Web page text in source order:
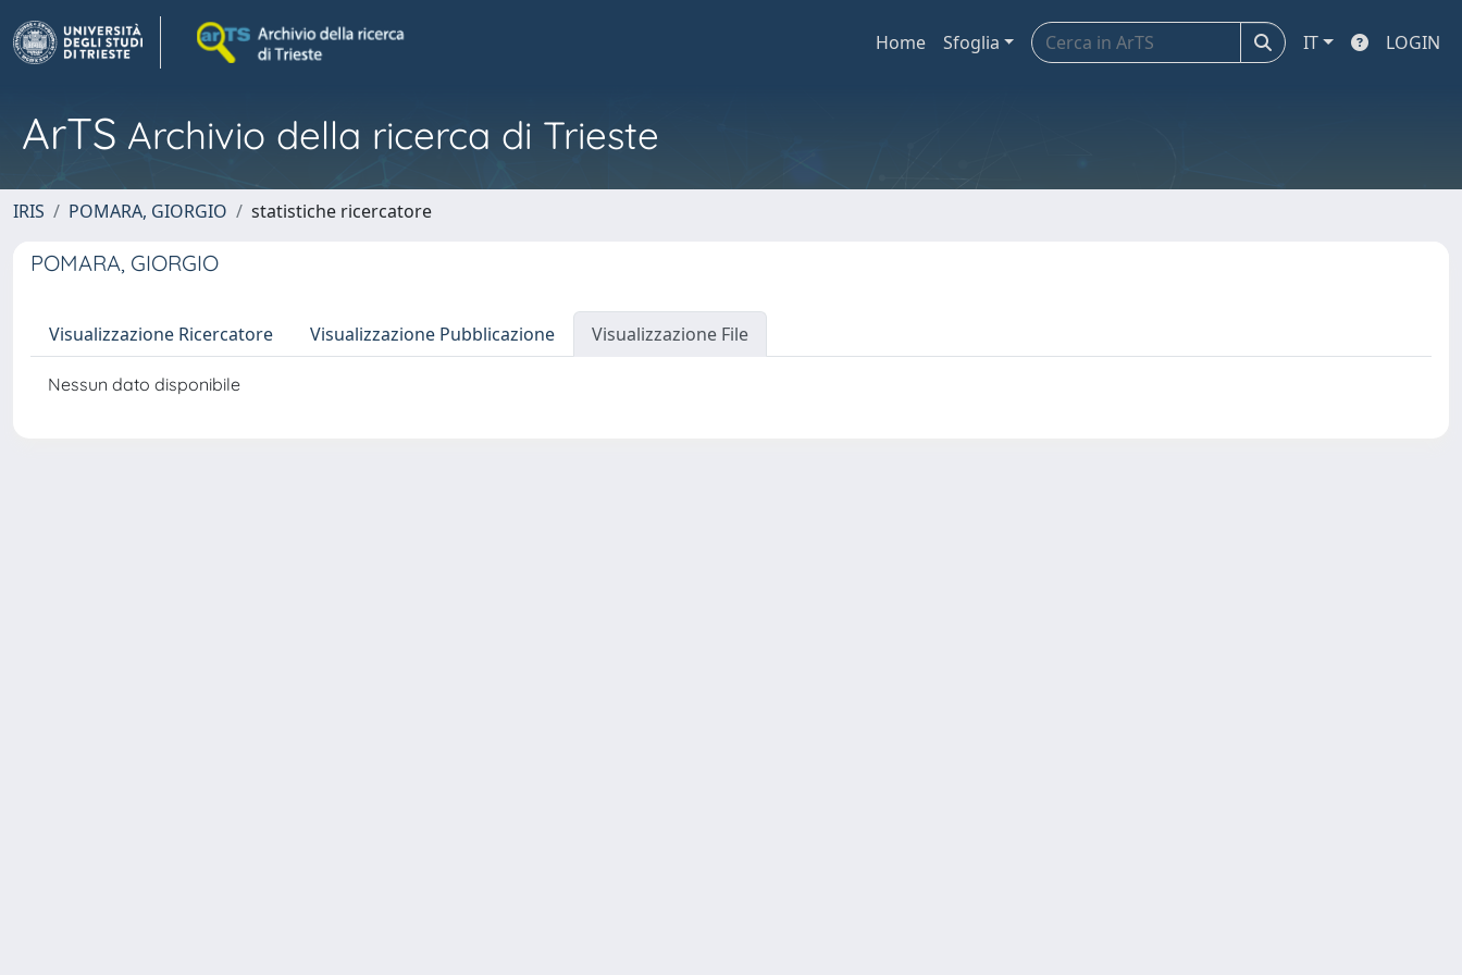
Home Sfoglia IT LOGIN
ArTS Archivio della ricerca di Trieste
IRIS POMARA, GIORGIO statistiche ricercatore
POMARA, GIORGIO
Visualizzazione Ricercatore Visualizzazione Pubblicazione Visualizzazione File
Nessun dato disponibile